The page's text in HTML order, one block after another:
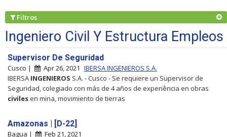
Filtros
Ingeniero Civil Y Estructura Empleos
Supervisor De Seguridad
Cusco | Apr 26, 2021 IBERSA INGENIEROS S.A.
IBERSA INGENIEROS S.A. - Cusco - Se requiere un Supervisor de
Seguridad, colegiado con más de 4 años de experiência en obras
civilesen mina, movimiento de tierras
Amazonas | [D-22]
Bagua |
Feb 21, 2021